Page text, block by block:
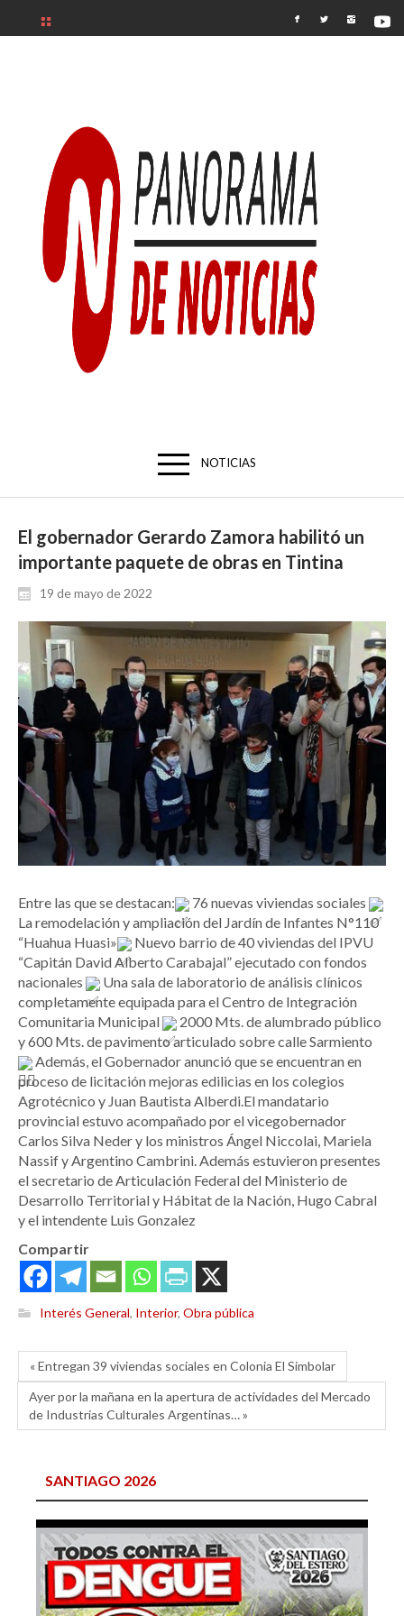
NOTICIAS
El gobernador Gerardo Zamora habilitó un
importante paquete de obras en Tintina
19 de mayo de 2022
Entre las que se destacan:
76 nuevas viviendas sociales
La remodelación y ampliación del Jardín de Infantes N°110
“Huahua Huasi»
Nuevo barrio de 40 viviendas del IPVU
“Capitán David Alberto Carabajal” ejecutado con fondos
nacionales
Una sala de laboratorio de análisis clínicos
completamente equipada para el Centro de Integración
Comunitaria Municipal
2000 Mts. de alumbrado público
y 600 Mts. de pavimento articulado sobre calle Sarmiento
Además, el Gobernador anunció que se encuentran en
proceso de licitación mejoras edilicias en los colegios
Agrotécnico y Juan Bautista Alberdi.El mandatario
provincial estuvo acompañado por el vicegobernador
Carlos Silva Neder y los ministros Ángel Niccolai, Mariela
Nassif y Argentino Cambrini. Además estuvieron presentes
el secretario de Articulación Federal del Ministerio de
Desarrollo Territorial y Hábitat de la Nación, Hugo Cabral
y el intendente Luis Gonzalez
Compartir
Interés General, Interior, Obra pública
« Entregan 39 viviendas sociales en Colonia El Simbolar
Ayer por la mañana en la apertura de actividades del Mercado
de Industrias Culturales Argentinas… »
SANTIAGO 2026